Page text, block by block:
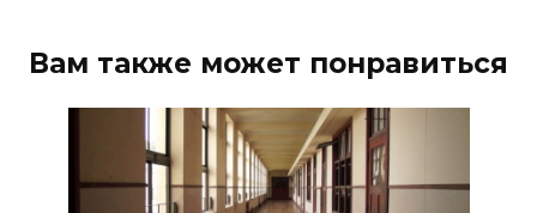
Вам также может понравиться